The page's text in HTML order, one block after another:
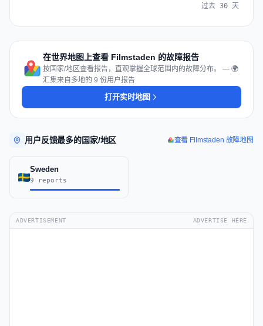
过去 30 天
在世界地图上查看 Filmstaden 的故障报告
按国家/地区查看报告，直观掌握全球范围内的故障分布。 — 🌍
汇集来自多地的 9 份用户报告
打开实时地图
用户反馈最多的国家/地区 查看 Filmstaden 故障地图
Sweden
9 reports
ADVERTISEMENT ADVERTISE HERE